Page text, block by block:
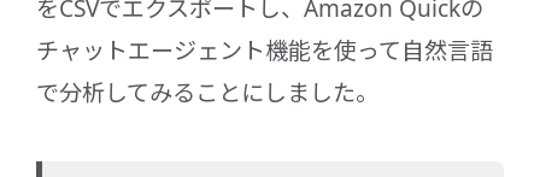
をCSVでエクスポートし、Amazon Quickの
チャットエージェント機能を使って自然言語
で分析してみることにしました。